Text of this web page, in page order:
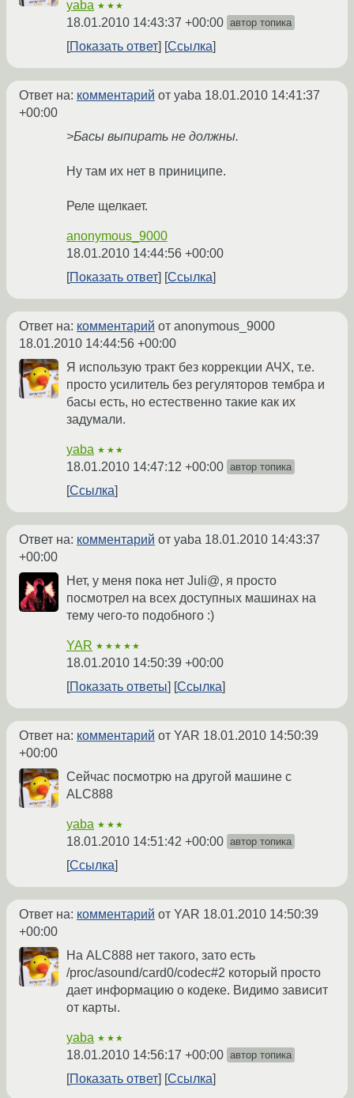
yaba ★★★
18.01.2010 14:43:37 +00:00 автор топика
Показать ответ Ссылка
Ответ на: комментарий от yaba 18.01.2010 14:41:37
+00:00
>Басы выпирать не должны.
Ну там их нет в приниципе.
Реле щелкает.
anonymous_9000
18.01.2010 14:44:56 +00:00
Показать ответ
Ссылка
Ответ на: комментарий от anonymous_9000
18.01.2010 14:44:56 +00:00
Я использую тракт без коррекции АЧХ, т.е.
просто усилитель без регуляторов тембра и
басы есть, но естественно такие как их
задумали.
yaba ★★★
18.01.2010 14:47:12 +00:00 автор топика
Ссылка
Ответ на: комментарий от yaba 18.01.2010 14:43:37
+00:00
Нет, у меня пока нет Juli@, я просто
посмотрел на всех доступных машинах на
тему чего-то подобного :)
YAR ★★★★★
18.01.2010 14:50:39 +00:00
Показать ответы
Ссылка
Ответ на: комментарий от YAR 18.01.2010 14:50:39
+00:00
Сейчас посмотрю на другой машине с
ALC888
yaba ★★★
18.01.2010 14:51:42 +00:00 автор топика
Ссылка
Ответ на: комментарий от YAR 18.01.2010 14:50:39
+00:00
На ALC888 нет такого, зато есть
/proc/asound/card0/codec#2 который просто
дает информацию о кодеке. Видимо зависит
от карты.
yaba ★★★
18.01.2010 14:56:17 +00:00 автор топика
Показать ответ Ссылка